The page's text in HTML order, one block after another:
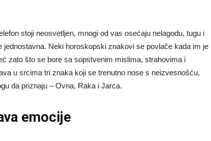
stoji neosvetljen, mnogi od vas osećaju nelagodu, tugu i
jednostavna. Neki horoskopski znakovi se povlače kada im je
zato što se bore sa sopstvenim mislima, strahovima i
u srcima tri znaka koji se trenutno nose s neizvesnošću,
da priznaju – Ovna, Raka i Jarca.
emocije